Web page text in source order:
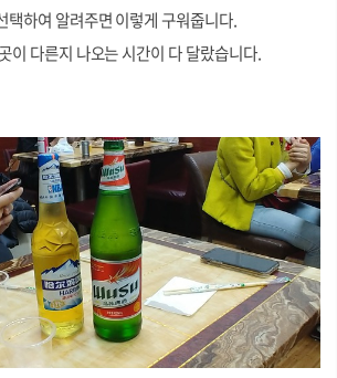
택하여 알려주면 이렇게 구워줍니다.
이 다른지 나오는 시간이 다 달랐습니다.